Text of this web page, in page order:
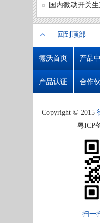
国内微动开关
回到顶部
德沃首页 产品
产品认证 合作
Copyright © 2015
粤ICP
扫一